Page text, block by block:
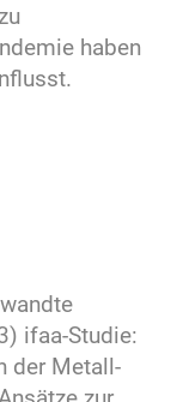
haben
ifaa-Studie:
der Metall-